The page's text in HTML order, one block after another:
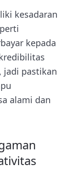
kesadaran
kepada
jadi pastikan
alami dan